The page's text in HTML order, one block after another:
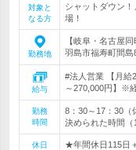
対象と
なる方
シャットダウン
場！
勤務地
【岐阜・名古屋
羽島市福寿町間島
給与
#法人営業 【月給
～270,000円】※
勤務
時間
8：30～17：30（
決められた時間（
休日
★年間休日115日